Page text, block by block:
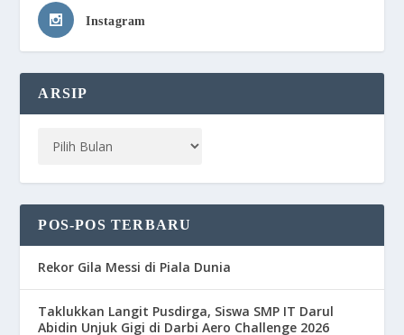
Instagram
ARSIP
POS-POS TERBARU
Rekor Gila Messi di Piala Dunia
Taklukkan Langit Pusdirga, Siswa SMP IT Darul
Abidin Unjuk Gigi di Darbi Aero Challenge 2026